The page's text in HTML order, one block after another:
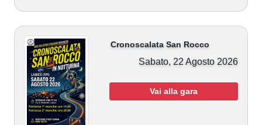
Cronoscalata San Rocco
Sabato, 22 Agosto 2026
Vai alla gara